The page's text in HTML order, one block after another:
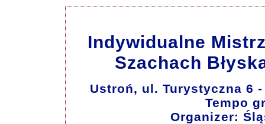
Indywidualne
Szachach
Ustroń, ul. Turystyczna 6 -
Tempo
Organizer: